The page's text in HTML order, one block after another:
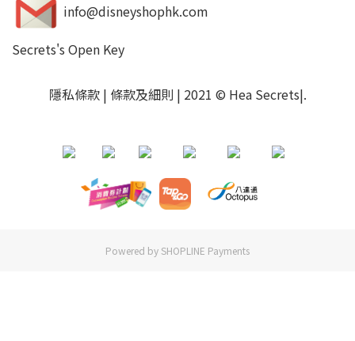
info@disneyshophk.com
Secrets's Open Key
隱私條款| 條款及細則 | 2021 © Hea Secrets|.
Powered by SHOPLINE Payments